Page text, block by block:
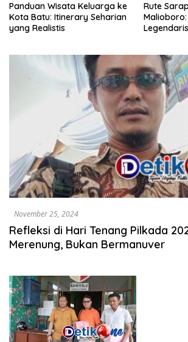
Panduan Wisata Keluarga ke
Kota Batu: Itinerary Seharian
yang Realistis
Rute
Malioboro:
November 25, 2024
Refleksi di Hari Tenang Pilkada
Merenung, Bukan Bermanuver